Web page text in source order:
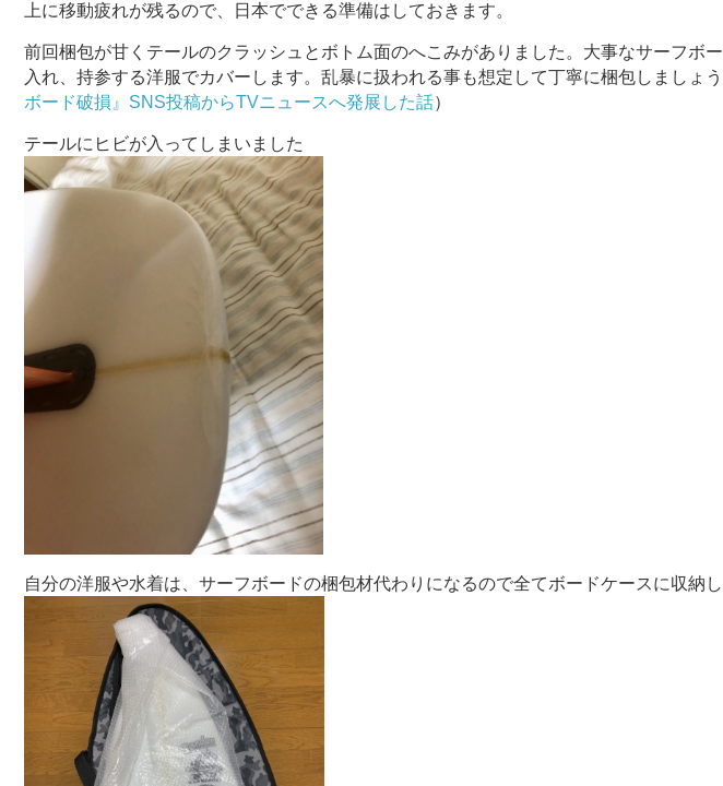
上に移動疲れが残るので、日本でできる準備はしておきます。
前回梱包が甘くテールのクラッシュとボトム面のへこみがありました。大事なサーフボ
入れ、持参する洋服でカバーします。乱暴に扱われる事も想定して丁寧に梱包しましょう
ボード破損』SNS投稿からTVニュースへ発展した話）
テールにヒビが入ってしまいました
自分の洋服や水着は、サーフボードの梱包材代わりになるので全てボードケースに収納し